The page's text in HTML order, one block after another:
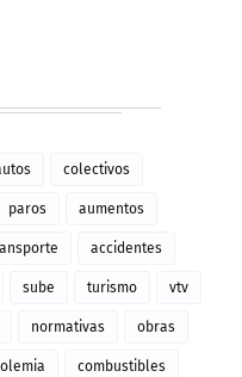
colectivos
paros aumentos
accidentes
sube turismo vtv
normativas obras
combustibles